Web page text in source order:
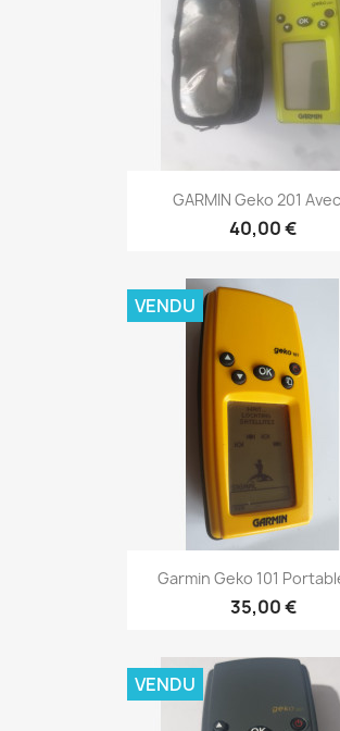
Aperçu rapide
GARMIN Geko 201
40,00 €
Aperçu rapide
Garmin Geko 101
35,00 €
VENDU
VENDU